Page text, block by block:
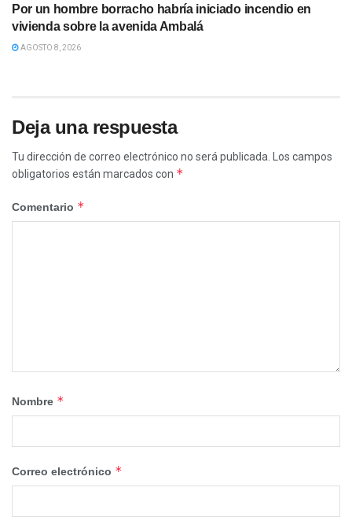
Por un hombre borracho habría iniciado incendio en
vivienda sobre la avenida Ambalá
AGOSTO 8, 2026
Deja una respuesta
Tu dirección de correo electrónico no será publicada.
Los campos
obligatorios están marcados con *
Comentario *
Nombre *
Correo electrónico *